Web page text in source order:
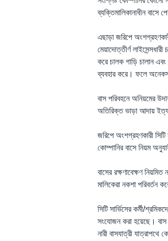
ব্যক্তিমালিকানাধীন বাসে
এছাড়া জরিপে
মেয়াদোত্তীর্ণ
করে চালক গাড়ি চালান
ব্যবহার করে। ফলে
বাস পরিবহনে অনিয়মের
অতিরিক্ত ভাড়া আদায়
জরিপে অংশগ্রহণকারী
কোম্পানির বাসে নিয়ম
বাসের রক্ষণাবেক্ষণ
মালিকেরা নকশা পরিবর্তন
সিটি সার্ভিসের কর্মী/
সংযোজন করা হয়েছে।
নারী বাসযাত্রী